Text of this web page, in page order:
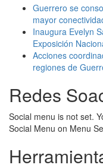
Guerrero se
mayor
Inaugura Evelyn
Exposición
Acciones
regiones de
Redes
Social menu is not set.
Social Menu on Menu